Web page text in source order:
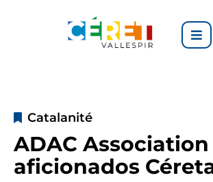
Aller à la recherche
ADAC
Association
Des
Catalanité
ADAC Association
aficionados